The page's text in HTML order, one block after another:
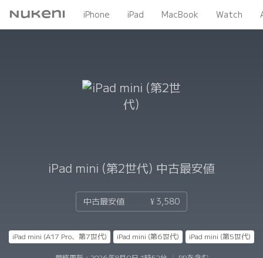
Nukeni iPhone iPad MacBook Watch
iPad mini (第2世代) 中古最安値
中古最安値 ¥ 3,580
iPad mini (A17 Pro、第7世代) iPad mini (第6世代) iPad mini (第5世代)